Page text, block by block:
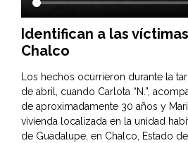
Identifican a las
Chalco
Los hechos ocurrieron durante la
de abril, cuando Carlota “N.”,
de aproximadamente 30 años y
vivienda localizada en la unidad
de Guadalupe, en Chalco, Estado